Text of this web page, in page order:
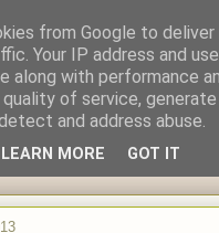
from Google to
Your IP address and
along with performance
of service, generate
and address abuse.
LEARN MORE GOT IT